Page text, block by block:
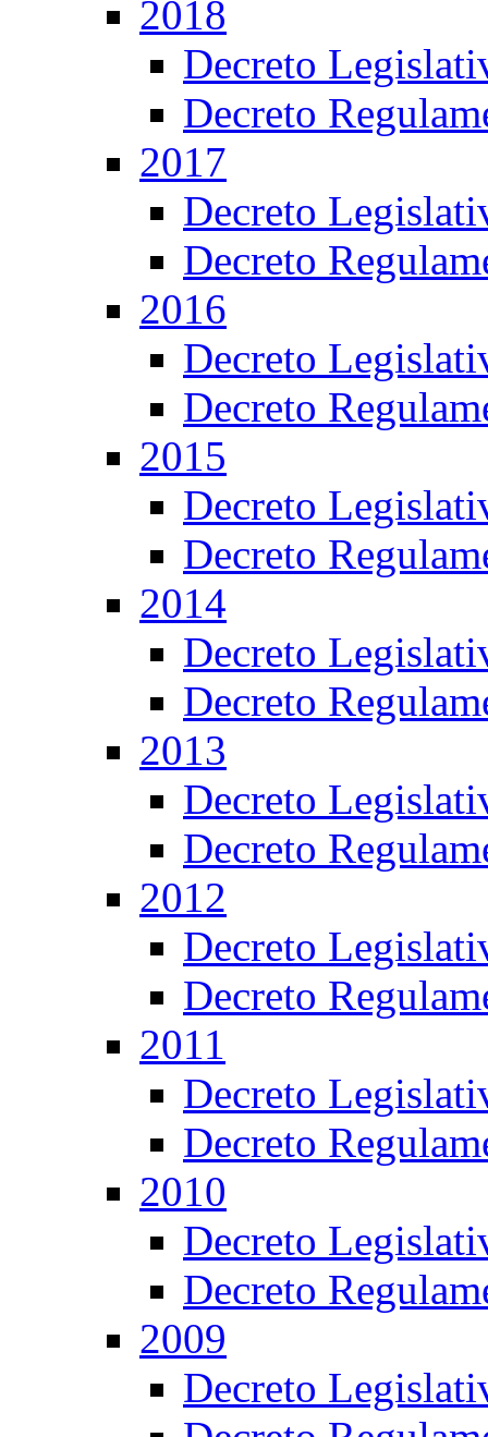
2018
Decreto
Decreto
2017
Decreto
Decreto
2016
Decreto
Decreto
2015
Decreto
Decreto
2014
Decreto
Decreto
2013
Decreto
Decreto
2012
Decreto
Decreto
2011
Decreto
Decreto
2010
Decreto
Decreto
2009
Decreto